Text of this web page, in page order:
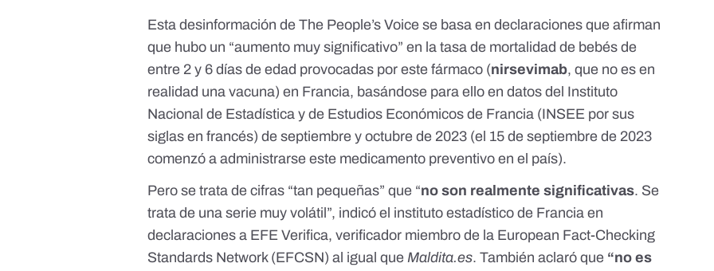
Esta desinformación de The People’s Voice se basa en declaraciones que afirman
que hubo un “aumento muy significativo” en la tasa de mortalidad de bebés de
entre 2 y 6 días de edad provocadas por este fármaco (nirsevimab,que no es en
realidad una vacuna) en Francia, basándose para ello en datos del Instituto
Nacional de Estadística y de Estudios Económicos de Francia (INSEE por sus
siglas en francés) de septiembre y octubre de 2023 (el 15 de septiembre de 2023
comenzó a administrarse este medicamento preventivo en el país).
Pero se trata de cifras “tan pequeñas” que “no son realmente significativas. Se
trata de una serie muy volátil”, indicó el instituto estadístico de Francia en
declaraciones a EFE Verifica, verificador miembro de la European Fact-Checking
Standards Network(EFCSN) al igual queMaldita.es. También aclaró que “no es